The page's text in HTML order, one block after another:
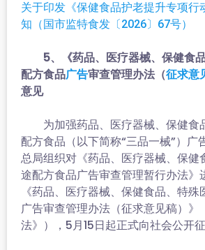
关于印发《保健食品护老提升专项行
知（国市监特食发〔2026〕67号）
5、《药品、医疗器械、保健食
配方食品广告审查管理办法（征求意
意见
为加强药品、医疗器械、保健食
配方食品（以下简称“三品一械”）广
总局组织对《药品、医疗器械、保健
途配方食品广告审查管理暂行办法》
《药品、医疗器械、保健食品、特
广告审查管理办法（征求意见稿）》
法》），5月15日起正式向社会公开征